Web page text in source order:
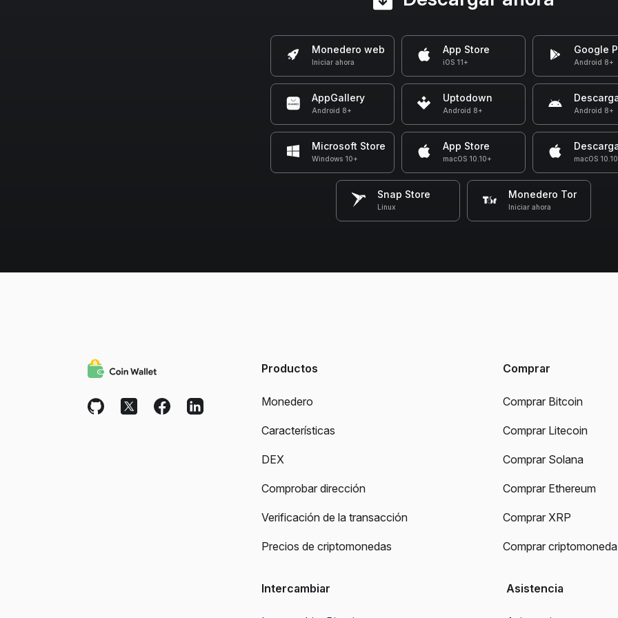
Monedero web
Iniciar ahora
App Store
iOS 11+
Google
Android 8+
AppGallery
Android 8+
Uptodown
Android 8+ Android 8+
Microsoft Store
Windows 10+
App Store
macOS 10.10+ macOS
Snap Store
Linux
Monedero Tor
Iniciar ahora
Productos
Monedero
Características
DEX
Comprobar dirección
Verificación de la transacción
Precios de criptomonedas
Comprar
Comprar Bitcoin
Comprar Litecoin
Comprar Solana
Comprar Ethereum
Comprar XRP
Comprar criptomoneda
Intercambiar Asistencia